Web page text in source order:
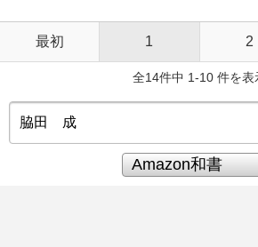
最初 1 2
全14件中 1-10 件を表